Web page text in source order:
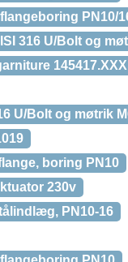
PN10/
316 U/Bolt og
145417.XXX
U/Bolt og møtrik
boring PN10
230v
PN10-16